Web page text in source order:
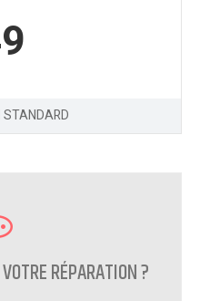
STANDARD
RÉPARATION ?
NOUS